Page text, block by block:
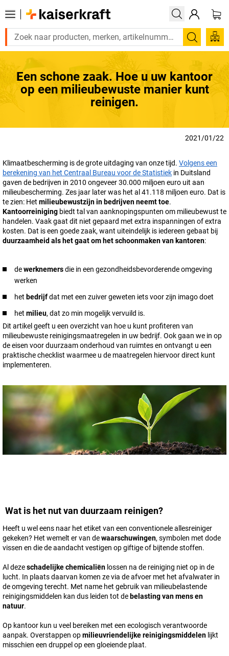
Zoeken
Een schone zaak. Hoe u uw kantoor
op een milieubewuste manier kunt
reinigen.
2021/01/22
Klimaatbescherming is de grote uitdaging van onze tijd. Volgens een
berekening van het Centraal Bureau voor de Statistiek in Duitsland
gaven de bedrijven in 2010 ongeveer 30.000 miljoen euro uit aan
milieubescherming. Zes jaar later was het al 41.118 miljoen euro. Dat is
te zien: Het milieubewustzijn in bedrijven neemt toe.
Kantoorreiniging biedt tal van aanknopingspunten om milieubewust te
handelen. Vaak gaat dit niet gepaard met extra inspanningen of extra
kosten. Dat is een goede zaak, want uiteindelijk is iedereen gebaat bij
duurzaamheid als het gaat om het schoonmaken van kantoren:
dewerknemersdie in een gezondheidsbevorderende omgeving
werken
het bedrijfdat met een zuiver geweten iets voor zijn imago doet
het milieu, dat zo min mogelijk vervuild is.
Dit artikel geeft u een overzicht van hoe u kunt profiteren van
milieubewuste reinigingsmaatregelen in uw bedrijf. Ook gaan we in op
de eisen voor duurzaam onderhoud van ruimtes en ontvangt u een
praktische checklist waarmee u de maatregelen hiervoor direct kunt
implementeren.
Wat is het nut van duurzaam reinigen?
Heeft u wel eens naar het etiket van een conventionele allesreiniger
gekeken? Het wemelt er van dewaarschuwingen, symbolen met dode
vissen en die de aandacht vestigen op giftige of bijtende stoffen.
Al dezeschadelijke chemicaliën lossen na de reiniging niet op in de
lucht. In plaats daarvan komen ze via de afvoer met het afvalwater in
de omgeving terecht. Met name het gebruik van milieubelastende
reinigingsmiddelen kan dus leiden tot debelasting van mens en
natuur.
Op kantoor kun u veel bereiken met een ecologisch verantwoorde
aanpak. Overstappen opmilieuvriendelijke reinigingsmiddelen lijkt
misschien een druppel op een gloeiende plaat.